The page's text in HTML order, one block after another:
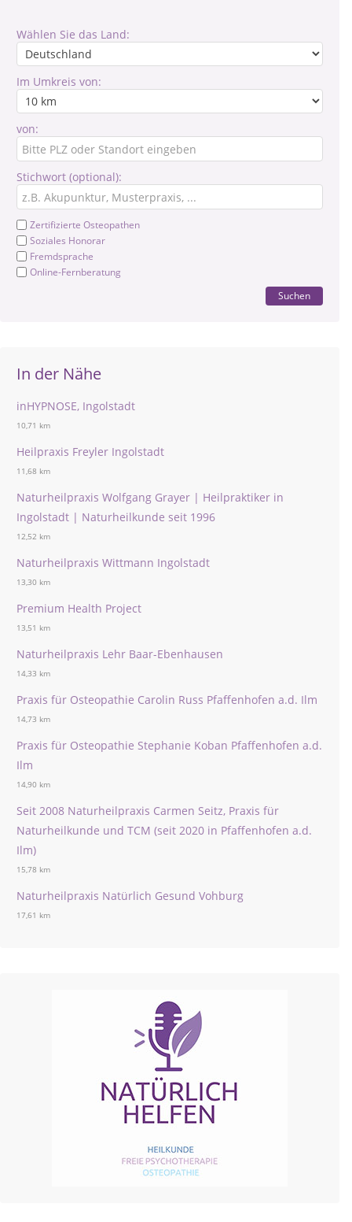
Wählen Sie das Land:
Im Umkreis von:
von:
Stichwort (optional):
Zertifizierte Osteopathen
Soziales Honorar
Fremdsprache
Online-Fernberatung
Suchen
In der Nähe
inHYPNOSE, Ingolstadt
10,71 km
Heilpraxis Freyler Ingolstadt
11,68 km
Naturheilpraxis Wolfgang Grayer | Heilpraktiker in
Ingolstadt | Naturheilkunde seit 1996
12,52 km
Naturheilpraxis Wittmann Ingolstadt
13,30 km
Premium Health Project
13,51 km
Naturheilpraxis Lehr Baar-Ebenhausen
14,33 km
Praxis für Osteopathie Carolin Russ Pfaffenhofen a.d. Ilm
14,73 km
Praxis für Osteopathie Stephanie Koban Pfaffenhofen a.d.
Ilm
14,90 km
Seit 2008 Naturheilpraxis Carmen Seitz, Praxis für
Naturheilkunde und TCM (seit 2020 in Pfaffenhofen a.d.
Ilm)
15,78 km
Naturheilpraxis Natürlich Gesund Vohburg
17,61 km